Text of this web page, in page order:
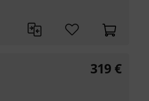
319 €